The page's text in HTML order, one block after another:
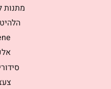
מתנות